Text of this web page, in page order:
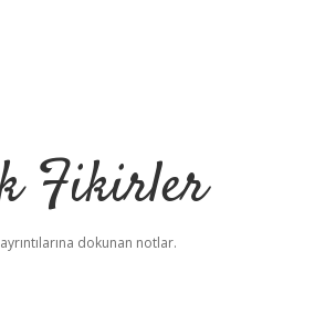
Fikirler
dokunan notlar.